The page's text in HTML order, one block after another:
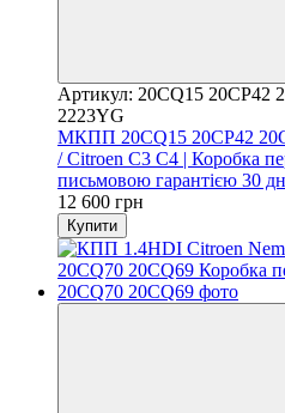
Артикул: 20CQ15 20CP42
2223YG
МКПП 20CQ15 20CP42
/ Citroen C3 C4 | Коробка
письмовою гарантією 30
12 600 грн
Купити